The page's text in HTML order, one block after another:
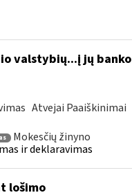
valstybių...į jų banko
Atvejai Paaiškinimai
Mokesčių žinyno
ir deklaravimas
lošimo